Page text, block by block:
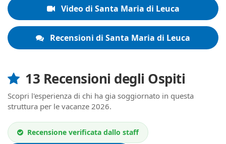
Video di Santa Maria di Leuca
Recensioni di Santa Maria di Leuca
13 Recensioni degli Ospiti
Scopri l'esperienza di chi ha gia soggiornato in questa
struttura per le vacanze 2026.
Recensione verificata dallo staff